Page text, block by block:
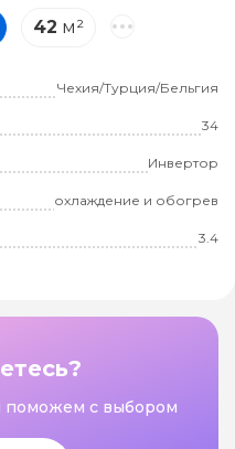
42 м²
Чехия/Турция/Бельгия
34
Инвертор
охлаждение и обогрев
3.4
поможем с выбором